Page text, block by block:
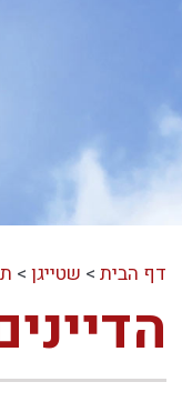
דף הבית> שטייגן>